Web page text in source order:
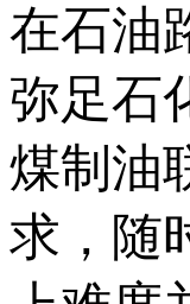
在石油
弥足石
煤制油
求，随